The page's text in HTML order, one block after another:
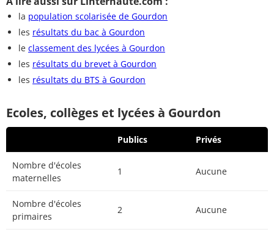
la population scolarisée de Gourdon
les résultats du bac à Gourdon
le classement des lycées à Gourdon
les résultats du brevet à Gourdon
les résultats du BTS à Gourdon
Ecoles, collèges et lycées à Gourdon
Publics Privés
Nombre d'écoles
maternelles
1 Aucune
Nombre d'écoles
primaires
2 Aucune